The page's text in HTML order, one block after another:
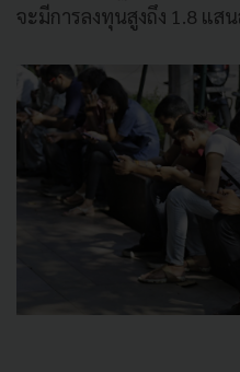
จะมีการลงทุนสูงถึง 1.8 แส